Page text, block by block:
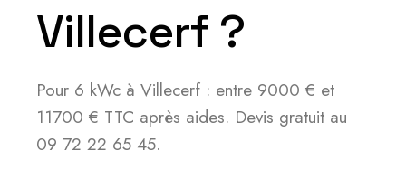
Villecerf ?
Pour 6 kWc à Villecerf : entre 9000 € et
11700 € TTC après aides. Devis gratuit au
09 72 22 65 45.